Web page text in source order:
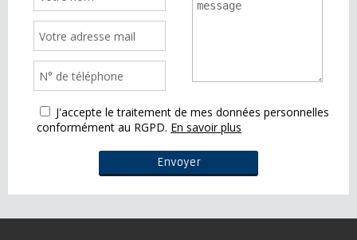
J'accepte le traitement de mes données personnelles
conformément au RGPD. En savoir plus